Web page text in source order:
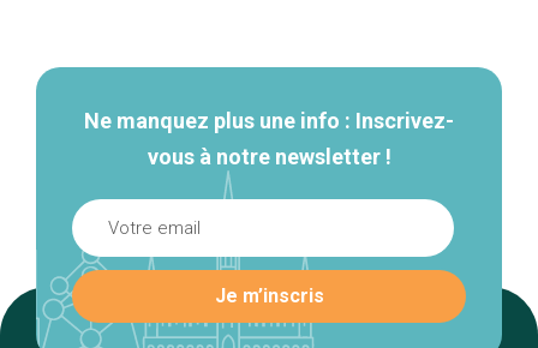
Ne manquez plus une info : Inscrivez-
vous à notre newsletter !